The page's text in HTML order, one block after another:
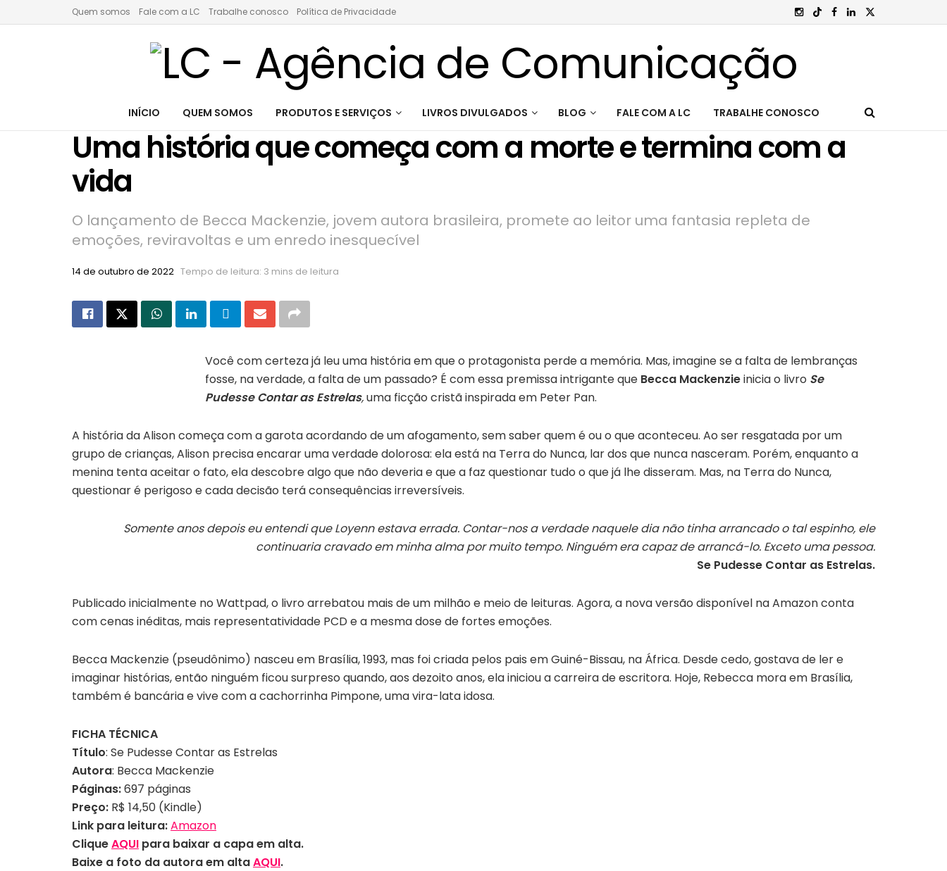
Quem somos Fale com a LC Trabalhe conosco Política de Privacidade
INÍCIO QUEM SOMOS PRODUTOS E SERVIÇOS LIVROS DIVULGADOS BLOG FALE COM A LC TRABALHE CONOSCO
Uma história que começa com a morte e termina com a
vida
O lançamento de Becca Mackenzie, jovem autora brasileira, promete ao leitor uma fantasia repleta de
emoções, reviravoltas e um enredo inesquecível
14 de outubro de 2022 Tempo de leitura: 3 mins de leitura
Você com certeza já leu uma história em que o protagonista perde a memória. Mas, imagine se a falta de lembranças
fosse, na verdade, a falta de um passado? É com essa premissa intrigante que Becca Mackenzieinicia o livro Se
Pudesse Contar as Estrelas,uma ficção cristã inspirada em Peter Pan.
A história da Alison começa com a garota acordando de um afogamento, sem saber quem é ou o que aconteceu. Ao ser resgatada por um
grupo de crianças, Alison precisa encarar uma verdade dolorosa: ela está na Terra do Nunca, lar dos que nunca nasceram. Porém, enquanto a
menina tenta aceitar o fato, ela descobre algo que não deveria e que a faz questionar tudo o que já lhe disseram. Mas, na Terra do Nunca,
questionar é perigoso e cada decisão terá consequências irreversíveis.
Somente anos depois eu entendi que Loyenn estava errada. Contar-nos a verdade naquele dia não tinha arrancado o tal espinho, ele
continuaria cravado em minha alma por muito tempo. Ninguém era capaz de arrancá-lo. Exceto uma pessoa.
Se Pudesse Contar as Estrelas.
Publicado inicialmente no Wattpad, o livro arrebatou mais de um milhão e meio de leituras. Agora, a nova versão disponível na Amazon conta
com cenas inéditas, mais representatividade PCD e a mesma dose de fortes emoções.
Becca Mackenzie (pseudônimo) nasceu em Brasília, 1993, mas foi criada pelos pais em Guiné-Bissau, na África. Desde cedo, gostava de ler e
imaginar histórias, então ninguém ficou surpreso quando, aos dezoito anos, ela iniciou a carreira de escritora. Hoje, Rebecca mora em Brasília,
também é bancária e vive com a cachorrinha Pimpone, uma vira-lata idosa.
FICHA TÉCNICA
Título: Se Pudesse Contar as Estrelas
Autora: Becca Mackenzie
Páginas:697 páginas
Preço: R$ 14,50 (Kindle)
Link para leitura:Amazon
CliqueAQUI para baixar a capa em alta.
Baixe a foto da autora em altaAQUI.